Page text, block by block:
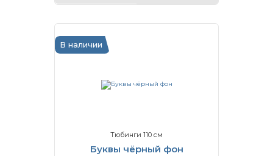
В наличии
Тюбинги 110 см
Буквы чёрный фон